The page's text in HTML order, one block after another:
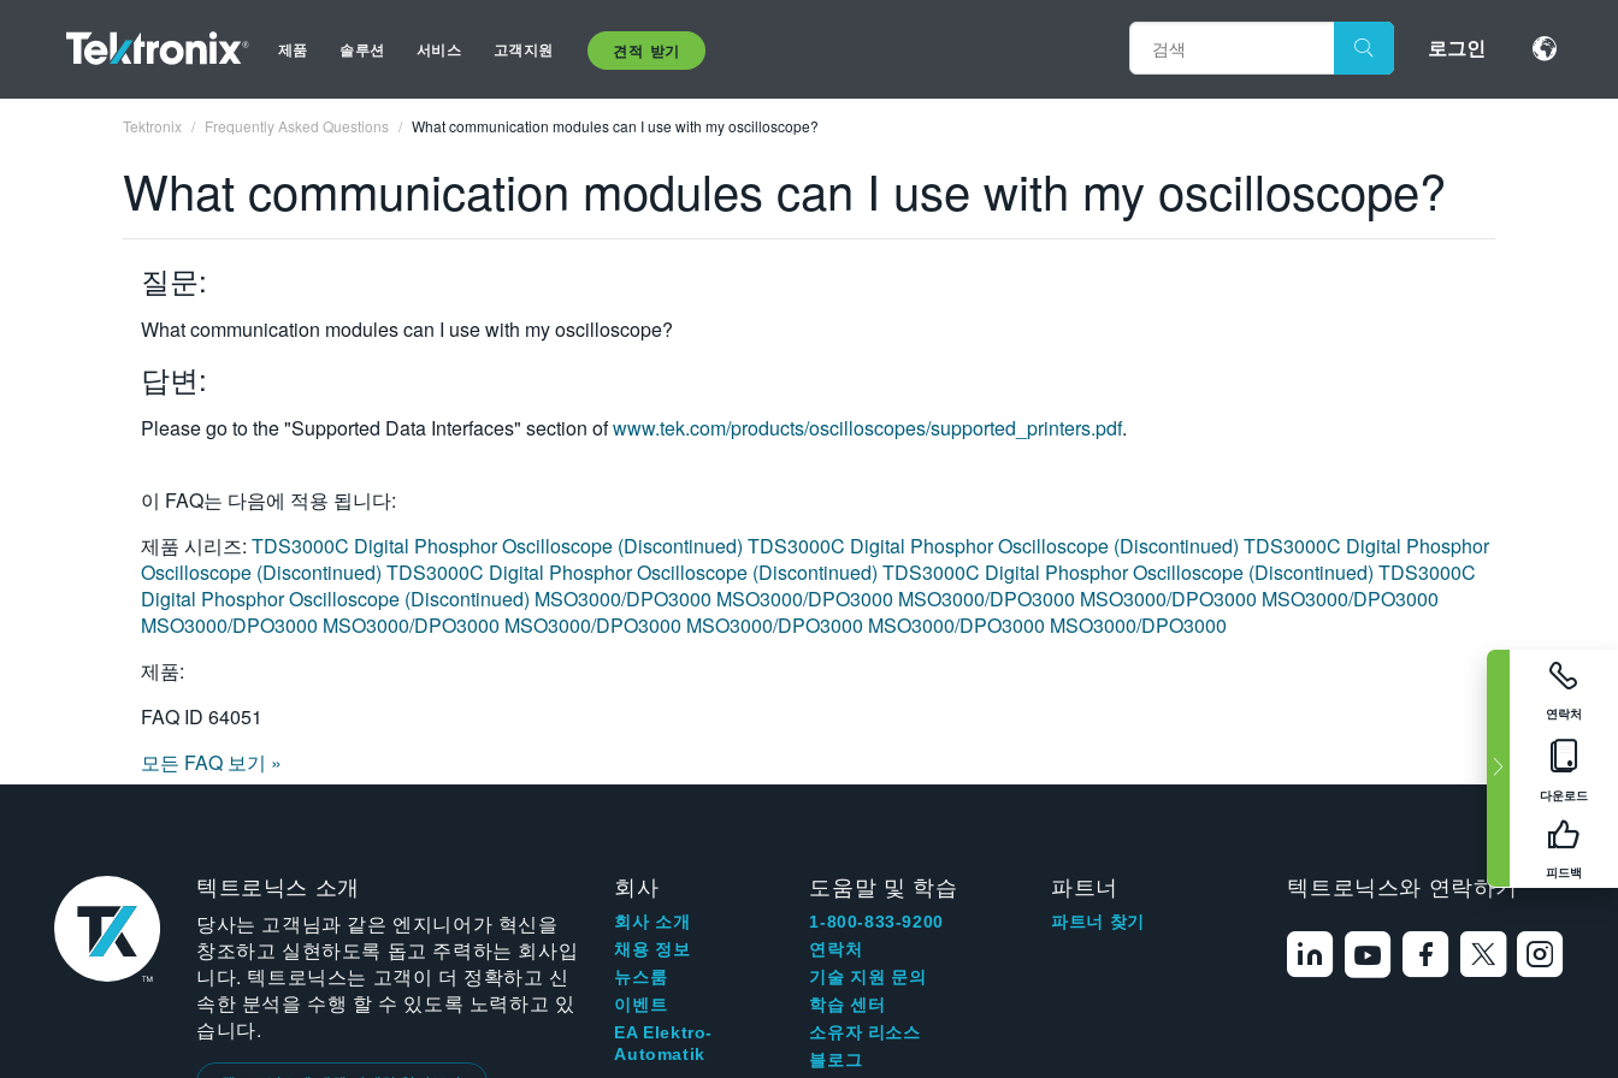
제품 솔루션 서비스 고객지원 견적 받기 로그인
연락처
다운로드
피드백
Tektronix Frequently Asked Questions What communication modules can I use with my oscilloscope?
What communication modules can I use with my oscilloscope?
질문:
What communication modules can I use with my oscilloscope?
답변:
Please go to the "Supported Data Interfaces" section ofwww.tek.com/products/oscilloscopes/supported_printers.pdf.
이 FAQ는 다음에 적용 됩니다:
제품 시리즈: TDS3000C Digital Phosphor Oscilloscope (Discontinued) TDS3000C Digital Phosphor Oscilloscope (Discontinued) TDS3000C Digital Phosphor
Oscilloscope (Discontinued) TDS3000C Digital Phosphor Oscilloscope (Discontinued) TDS3000C Digital Phosphor Oscilloscope (Discontinued) TDS3000C
Digital Phosphor Oscilloscope (Discontinued) MSO3000/DPO3000 MSO3000/DPO3000 MSO3000/DPO3000 MSO3000/DPO3000 MSO3000/DPO3000
MSO3000/DPO3000 MSO3000/DPO3000 MSO3000/DPO3000 MSO3000/DPO3000 MSO3000/DPO3000 MSO3000/DPO3000
제품:
FAQ ID 64051
모든 FAQ 보기 »
텍트로닉스 소개
당사는 고객님과 같은 엔지니어가 혁신을
창조하고 실현하도록 돕고 주력하는 회사입
니다. 텍트로닉스는 고객이 더 정확하고 신
속한 분석을 수행 할 수 있도록 노력하고 있
습니다.
회사
회사 소개
채용 정보
뉴스룸
이벤트
EA Elektro-
Automatik
도움말 및 학습
1-800-833-9200
연락처
기술 지원 문의
학습 센터
소유자 리소스
블로그
파트너
파트너 찾기
텍트로닉스와 연락하기